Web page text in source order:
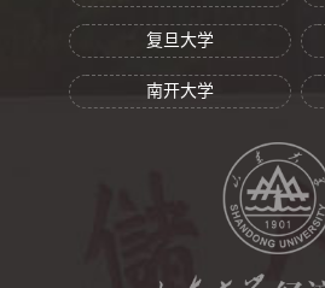
复旦大学
南开大学